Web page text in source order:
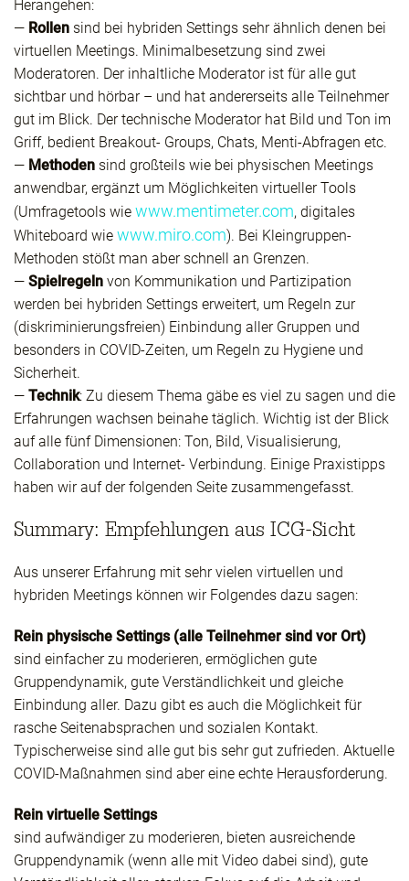
Herangehen:
— Rollen sind bei hybriden Settings sehr ähnlich denen bei
virtuellen Meetings. Minimalbesetzung sind zwei
Moderatoren. Der inhaltliche Moderator ist für alle gut
sichtbar und hörbar – und hat andererseits alle Teilnehmer
gut im Blick. Der technische Moderator hat Bild und Ton im
Griff, bedient Breakout- Groups, Chats, Menti-Abfragen etc.
— Methoden sind großteils wie bei physischen Meetings
anwendbar, ergänzt um Möglichkeiten virtueller Tools
(Umfragetools wie www.mentimeter.com, digitales
Whiteboard wie www.miro.com). Bei Kleingruppen-
Methoden stößt man aber schnell an Grenzen.
— Spielregeln von Kommunikation und Partizipation
werden bei hybriden Settings erweitert, um Regeln zur
(diskriminierungsfreien) Einbindung aller Gruppen und
besonders in COVID-Zeiten, um Regeln zu Hygiene und
Sicherheit.
— Technik: Zu diesem Thema gäbe es viel zu sagen und die
Erfahrungen wachsen beinahe täglich. Wichtig ist der Blick
auf alle fünf Dimensionen: Ton, Bild, Visualisierung,
Collaboration und Internet- Verbindung. Einige Praxistipps
haben wir auf der folgenden Seite zusammengefasst.
Summary: Empfehlungen aus ICG-Sicht
Aus unserer Erfahrung mit sehr vielen virtuellen und
hybriden Meetings können wir Folgendes dazu sagen:
Rein physische Settings (alle Teilnehmer sind vor Ort)
sind einfacher zu moderieren, ermöglichen gute
Gruppendynamik, gute Verständlichkeit und gleiche
Einbindung aller. Dazu gibt es auch die Möglichkeit für
rasche Seitenabsprachen und sozialen Kontakt.
Typischerweise sind alle gut bis sehr gut zufrieden. Aktuelle
COVID-Maßnahmen sind aber eine echte Herausforderung.
Rein virtuelle Settings
sind aufwändiger zu moderieren, bieten ausreichende
Gruppendynamik (wenn alle mit Video dabei sind), gute